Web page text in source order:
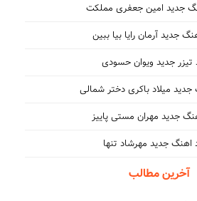
جدید امین جعفری مملکت
جدید آرمان رایا بیا ببین
تیزر جدید ویوان حسودی
جدید میلاد باکری دختر شمالی
جدید مهران مستی پاییز
اهنگ جدید مهرشاد تنها
آخرین مطالب